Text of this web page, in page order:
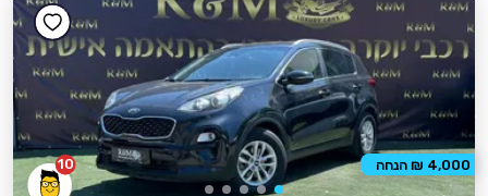
10 4,000 ₪ הנחה